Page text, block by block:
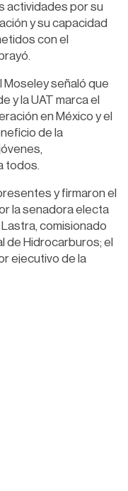
actividades por su
y su capacidad
con el
Moseley señaló que
y la UAT marca el
en México y el
de la
todos.
y firmaron el
la senadora electa
Lastra, comisionado
de Hidrocarburos; el
ejecutivo de la